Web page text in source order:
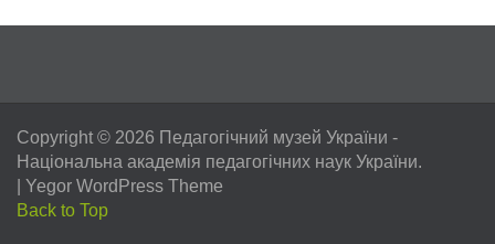
Copyright © 2026 Педагогічний музей України -
Національна академія педагогічних наук України.
Yegor WordPress Theme
Back to Top